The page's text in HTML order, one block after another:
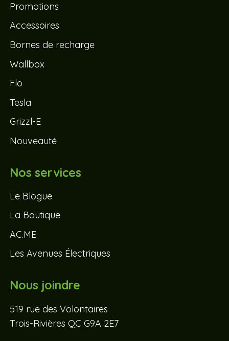
Promotions
Accessoires
Bornes de recharge
Wallbox
Flo
Tesla
Grizzl-E
Nouveauté
Nos services
Le Blogue
La Boutique
AC.ME
Les Avenues Électriques
Nous joindre
519 rue des Volontaires
Trois-Rivières QC G9A 2E7